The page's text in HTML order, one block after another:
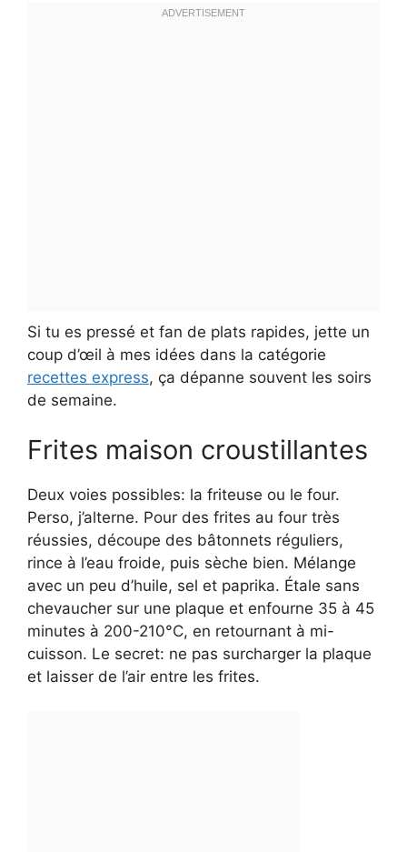
Si tu es pressé et fan de plats rapides, jette un
coup d’œil à mes idées dans la catégorie
recettes express, ça dépanne souvent les soirs
de semaine.
Frites maison croustillantes
Deux voies possibles: la friteuse ou le four.
Perso, j’alterne. Pour des frites au four très
réussies, découpe des bâtonnets réguliers,
rince à l’eau froide, puis sèche bien. Mélange
avec un peu d’huile, sel et paprika. Étale sans
chevaucher sur une plaque et enfourne 35 à 45
minutes à 200-210°C, en retournant à mi-
cuisson. Le secret: ne pas surcharger la plaque
et laisser de l’air entre les frites.